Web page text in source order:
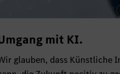
mit KI.
glauben, dass Künstliche